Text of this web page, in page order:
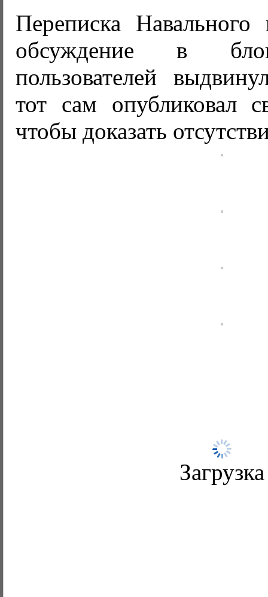
Переписка Навального
обсуждение в
пользователей
тот сам опубликовал
чтобы доказать
Загрузка